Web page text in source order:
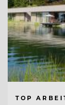
TOP